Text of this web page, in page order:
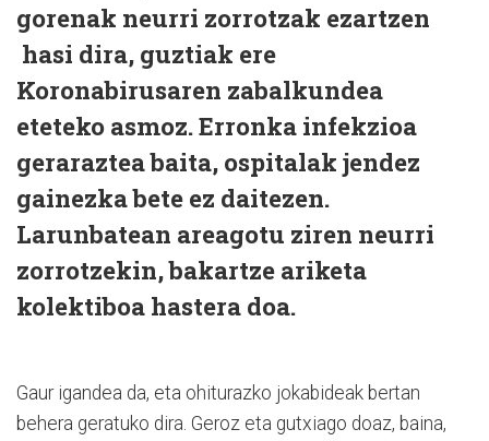
gorenak neurri zorrotzak ezartzen
hasi dira, guztiak ere
Koronabirusaren zabalkundea
eteteko asmoz. Erronka infekzioa
geraraztea baita, ospitalak jendez
gainezka bete ez daitezen.
Larunbatean areagotu ziren neurri
zorrotzekin, bakartze ariketa
kolektiboa hastera doa.
Gaur igandea da, eta ohiturazko jokabideak bertan
behera geratuko dira. Geroz eta gutxiago doaz, baina,